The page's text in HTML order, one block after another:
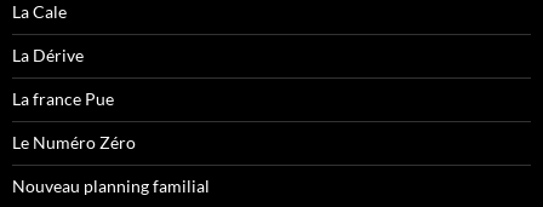
La Cale
La Dérive
La france Pue
Le Numéro Zéro
Nouveau planning familial